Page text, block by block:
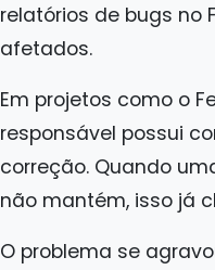
relatórios de bugs no
afetados.
Em projetos como o
responsável possui
correção. Quando
não mantém, isso já
O problema se